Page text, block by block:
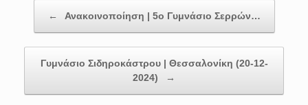
←
Ανακοινοποίηση | 5ο Γυμνάσιο Σερρών…
Γυμνάσιο Σιδηροκάστρου | Θεσσαλονίκη (20-12-
2024)
→